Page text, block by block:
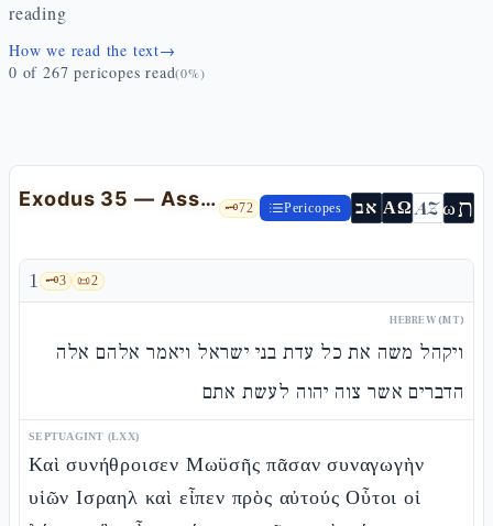
reading
How we read the text→
0 of 267 pericopes read(0%)
Exodus 35 — Assembly of the people: the rest and the offerings for the Mishkan 🗝️72 Pericopes אב ΑΩ AZωת
1 🗝️3 📜2
HEBREW (MT)
ויקהל משה את כל עדת בני ישראל ויאמר אלהם אלה
הדברים אשר צוה יהוה לעשת אתם
SEPTUAGINT (LXX)
Καὶ συνήθροισεν Μωϋσῆς πᾶσαν συναγωγὴν
υἱῶν Ισραηλ καὶ εἶπεν πρὸς αὐτούς Οὗτοι οἱ